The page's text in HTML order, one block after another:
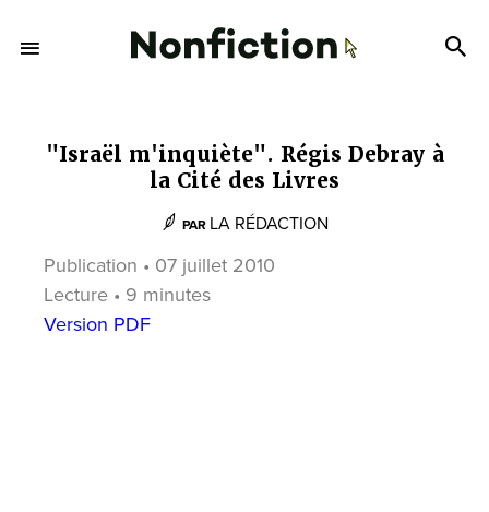
"Israël m'inquiète". Régis Debray à
la Cité des Livres
PAR LA RÉDACTION
Publication • 07 juillet 2010
Lecture • 9 minutes
Version PDF